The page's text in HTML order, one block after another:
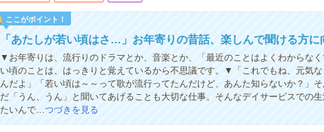
ここがポイント！
「あたしが若い頃はさ…」お年寄りの昔話、楽しんで聞ける方に
▼お年寄りは、流行りのドラマとか、音楽とか、「最近のことはよくわからな
い頃のことは、はっきりと覚えているから不思議です。▼「これでもね、元気
んだよ」「若い頃は～～って歌が流行ってたんだけど、あんた知らないか？」
だ「うん、うん」と聞いてあげることも大切な仕事。そんなデイサービスでの
たいんで…つづきを見る